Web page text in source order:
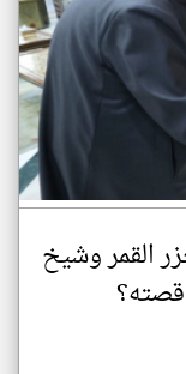
القمر وشيخ
قصته؟